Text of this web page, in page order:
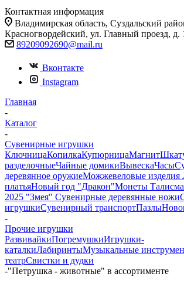
Контактная информация
Владимирская область, Суздальский
Красногвордейский, ул. Главный проезд, д.
89209092690@mail.ru
Вконтакте
Instagram
Главная
-
Каталог
-
Сувенирные игрушки
КлючницаКопилкаКупюрницаМагнит
разделочныеЧайные домикиВывескаЧасы
деревянное оружиеМожжевеловые изделия
платьяНовый год "Дракон"Монеты
2025 "Змея" Сувенирные деревянные ножи
игрушкиСувенирный транспортПазлы
-
Прочие игрушки
РазвивайкиПогремушкиИгрушки-
каталкиЛабиринтыМузыкальные
театрСвистки и дудки
-"Петрушка - животные" в ассортименте